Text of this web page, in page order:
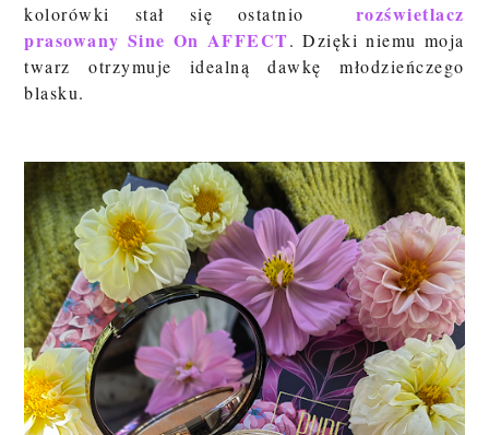
kolorówki stał się ostatnio
rozświetlacz
prasowany Sine On AFFECT. Dzięki niemu moja
twarz otrzymuje idealną dawkę młodzieńczego
blasku.